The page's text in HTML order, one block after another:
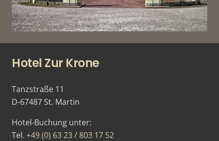
Hotel Zur Krone
Tanzstraße 11
D-67487 St. Martin
Hotel-Buchung unter:
Tel. +49 (0) 63 23 / 803 17 52